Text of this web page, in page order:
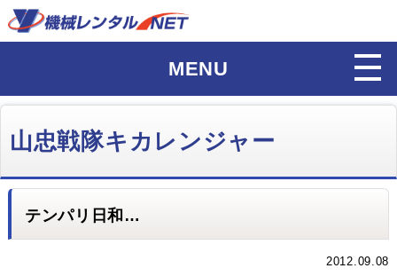
MENU
山忠戦隊キカレンジャー
テンパリ日和…
2012.09.08